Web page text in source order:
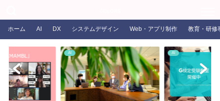
ホーム AI DX システムデザイン Web・アプリ制作 教育・研修
AI AI